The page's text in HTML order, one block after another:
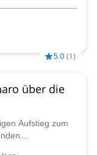
5.0 (1)
über die
Aufstieg zum